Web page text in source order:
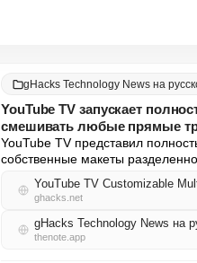
gHacks Technology News на
YouTube TV запускает
смешивать любые прямые
YouTube TV представил
собственные макеты
YouTube TV Customizable
ghacks.net
gHacks Technology News на
thenote.app